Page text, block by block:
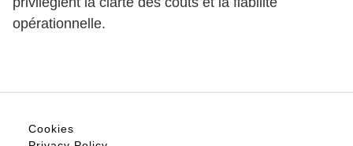
opérationnelle.
Cookies